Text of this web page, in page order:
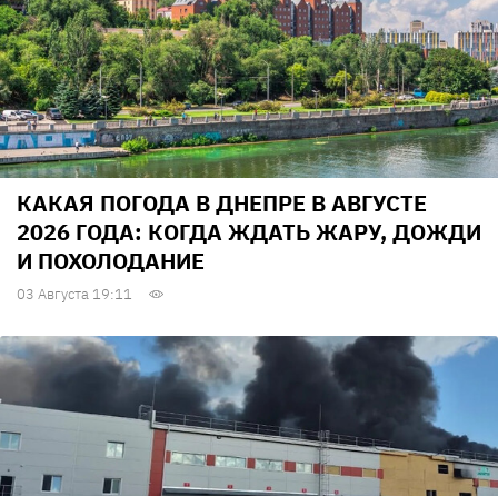
КАКАЯ ПОГОДА В ДНЕПРЕ В АВГУСТЕ
2026 ГОДА: КОГДА ЖДАТЬ ЖАРУ, ДОЖДИ
И ПОХОЛОДАНИЕ
03 Августа 19:11